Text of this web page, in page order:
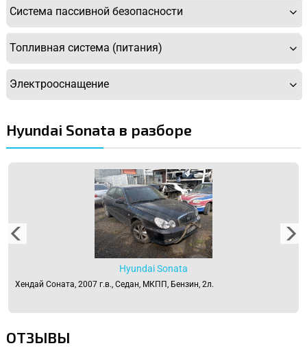
Система пассивной безопасности
Топливная система (питания)
Электрооснащение
Hyundai Sonata в разборе
Hyundai Sonata
Хендай Соната, 2007 г.в., Седан, МКПП, Бензин, 2л.
ОТЗЫВЫ